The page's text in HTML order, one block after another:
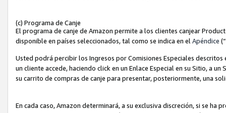
(c) Programa de Canje
El programa de canje de Amazon permite a los clientes canjear
disponible en países seleccionados, tal como se indica en el Apéndice
Usted podrá percibir los Ingresos por Comisiones Especiales
un cliente accede, haciendo click en un Enlace Especial en su Sitio, a
su carrito de compras de canje para presentar, posteriormente, una
En cada caso, Amazon determinará, a su exclusiva discreción, si se